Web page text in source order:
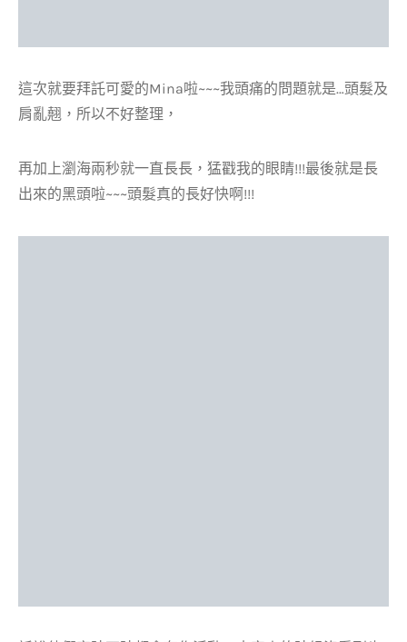
這次就要拜託可愛的Mina啦~~~我頭痛的問題就是…頭髮及
肩亂翹，所以不好整理，
再加上瀏海兩秒就一直長長，猛戳我的眼睛!!!最後就是長
出來的黑頭啦~~~頭髮真的長好快啊!!!